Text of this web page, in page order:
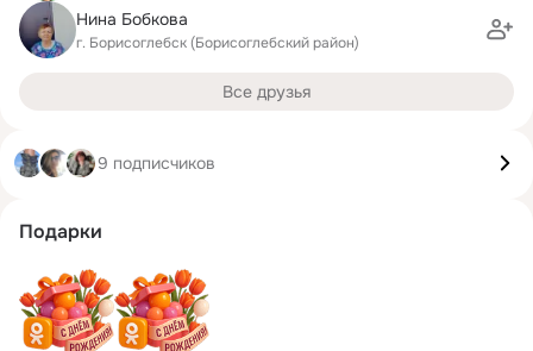
Нина Бобкова
г. Борисоглебск (Борисоглебский район)
Все друзья
9 подписчиков
Подарки